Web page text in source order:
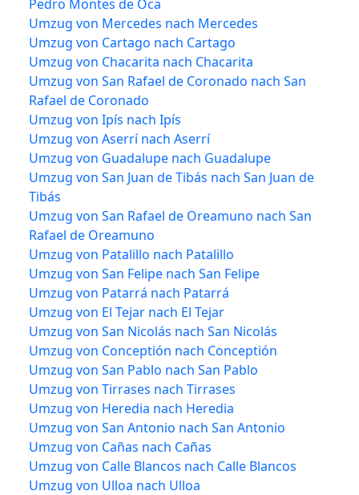
Pedro Montes de Oca
Umzug von Mercedes nach Mercedes
Umzug von Cartago nach Cartago
Umzug von Chacarita nach Chacarita
Umzug von San Rafael de Coronado nach San
Rafael de Coronado
Umzug von Ipís nach Ipís
Umzug von Aserrí nach Aserrí
Umzug von Guadalupe nach Guadalupe
Umzug von San Juan de Tibás nach San Juan de
Tibás
Umzug von San Rafael de Oreamuno nach San
Rafael de Oreamuno
Umzug von Patalillo nach Patalillo
Umzug von San Felipe nach San Felipe
Umzug von Patarrá nach Patarrá
Umzug von El Tejar nach El Tejar
Umzug von San Nicolás nach San Nicolás
Umzug von Conceptión nach Conceptión
Umzug von San Pablo nach San Pablo
Umzug von Tirrases nach Tirrases
Umzug von Heredia nach Heredia
Umzug von San Antonio nach San Antonio
Umzug von Cañas nach Cañas
Umzug von Calle Blancos nach Calle Blancos
Umzug von Ulloa nach Ulloa